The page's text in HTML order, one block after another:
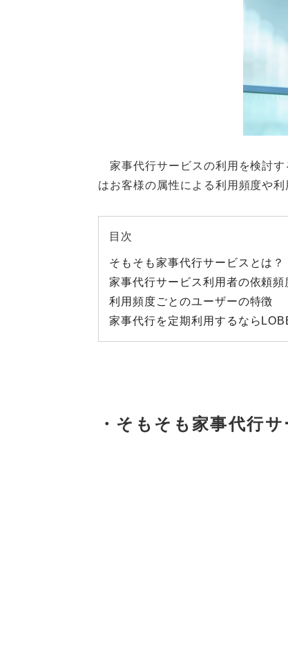
家事代行サービスの利用を検討す
はお客様の属性による利用頻度や
目次
そもそも家事代行サービスとは？
家事代行サービス利用者の依頼頻
利用頻度ごとのユーザーの特徴
家事代行を定期利用するなら
・そもそも家事代行